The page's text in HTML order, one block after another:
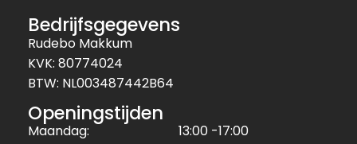
Bedrijfsgegevens
Rudebo Makkum
KVK: 80774024
BTW: NL003487442B64
Openingstijden
Maandag:
13:00 -17:00